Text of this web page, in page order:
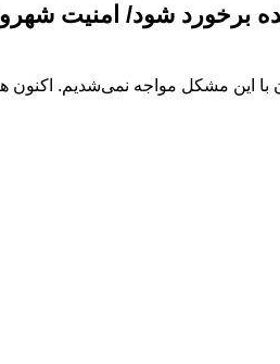
برخورد شود/ امنیت
این مشکل مواجه نمی‌شدیم. اکنون